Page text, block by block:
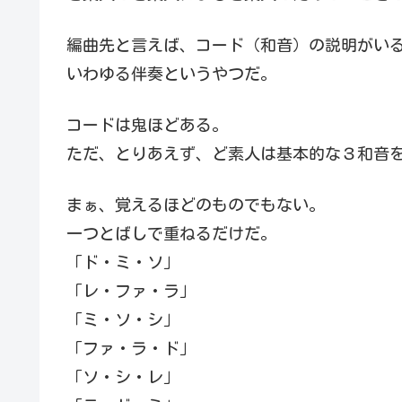
編曲先と言えば、コード（和音）の説明がいる
いわゆる伴奏というやつだ。
コードは鬼ほどある。
ただ、とりあえず、ど素人は基本的な３和音
まぁ、覚えるほどのものでもない。
一つとばしで重ねるだけだ。
「ド・ミ・ソ」
「レ・ファ・ラ」
「ミ・ソ・シ」
「ファ・ラ・ド」
「ソ・シ・レ」